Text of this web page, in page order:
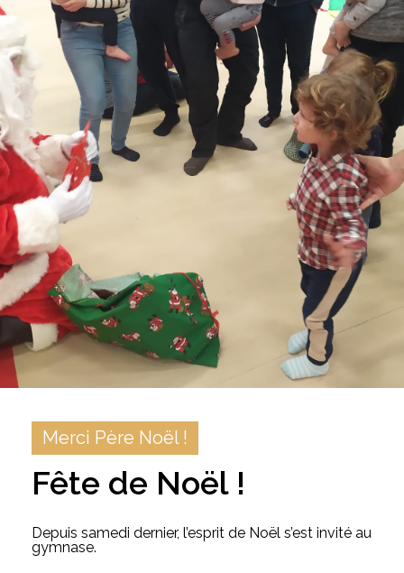
Merci Père Noël !
Fête de Noël !
Depuis samedi dernier, l’esprit de Noël s’est invité au
gymnase.